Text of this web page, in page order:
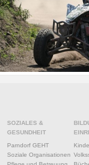
SOZIALES &
GESUNDHEIT
Parndorf GEHT
Soziale Organisationen